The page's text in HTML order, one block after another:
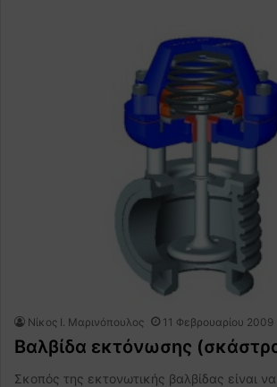
Nίκος Ι. Mαρινόπουλος 11 Φεβρουαρίου 2009
Βαλβίδα εκτόνωσης
Σκοπός της εκτονωτικής βαλβίδας είναι